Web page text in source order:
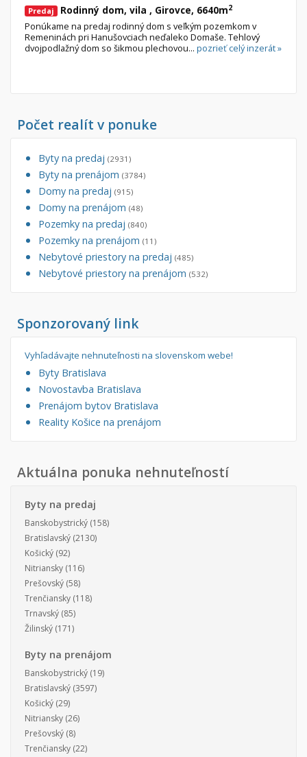
Predaj Rodinný dom, vila , Girovce, 6640m2
Ponúkame na predaj rodinný dom s veľkým pozemkom v
Remeninách pri Hanušovciach neďaleko Domaše. Tehlový
dvojpodlažný dom so šikmou plechovou... pozrieť celý inzerát »
Počet realít v ponuke
Byty na predaj (2931)
Byty na prenájom (3784)
Domy na predaj (915)
Domy na prenájom (48)
Pozemky na predaj (840)
Pozemky na prenájom (11)
Nebytové priestory na predaj (485)
Nebytové priestory na prenájom (532)
Sponzorovaný link
Vyhľadávajte nehnuteľnosti na slovenskom webe!
Byty Bratislava
Novostavba Bratislava
Prenájom bytov Bratislava
Reality Košice na prenájom
Aktuálna ponuka nehnuteľností
Byty na predaj
Banskobystrický (158)
Bratislavský (2130)
Košický (92)
Nitriansky (116)
Prešovský (58)
Trenčiansky (118)
Trnavský (85)
Žilinský (171)
Byty na prenájom
Banskobystrický (19)
Bratislavský (3597)
Košický (29)
Nitriansky (26)
Prešovský (8)
Trenčiansky (22)